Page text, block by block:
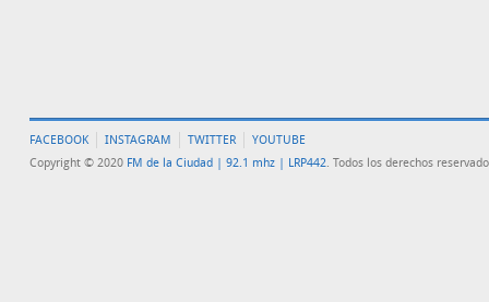
FACEBOOK INSTAGRAM TWITTER
YOUTUBE
Copyright © 2020 FM de la Ciudad | 92.1 mhz | LRP442. Todos los derechos